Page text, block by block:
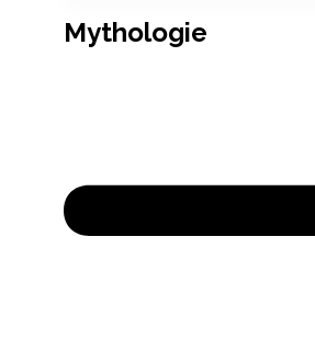
Mythologie